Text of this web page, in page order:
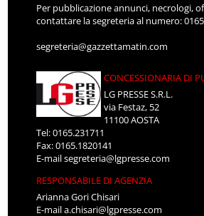
Per pubblicazione annunci, necrologi,
contattare la segreteria al numero:
segreteria@gazzettamatin.com
CONCESSIONARIA DI
LG PRESSE S.R.L.
via Festaz, 52
11100 AOSTA
Tel: 0165.231711
Fax: 0165.1820141
E-mailsegreteria@lgpresse.com
RESPONSABILE DI AGENZIA
Arianna Gori Chisari
E-maila.chisari@lgpresse.com